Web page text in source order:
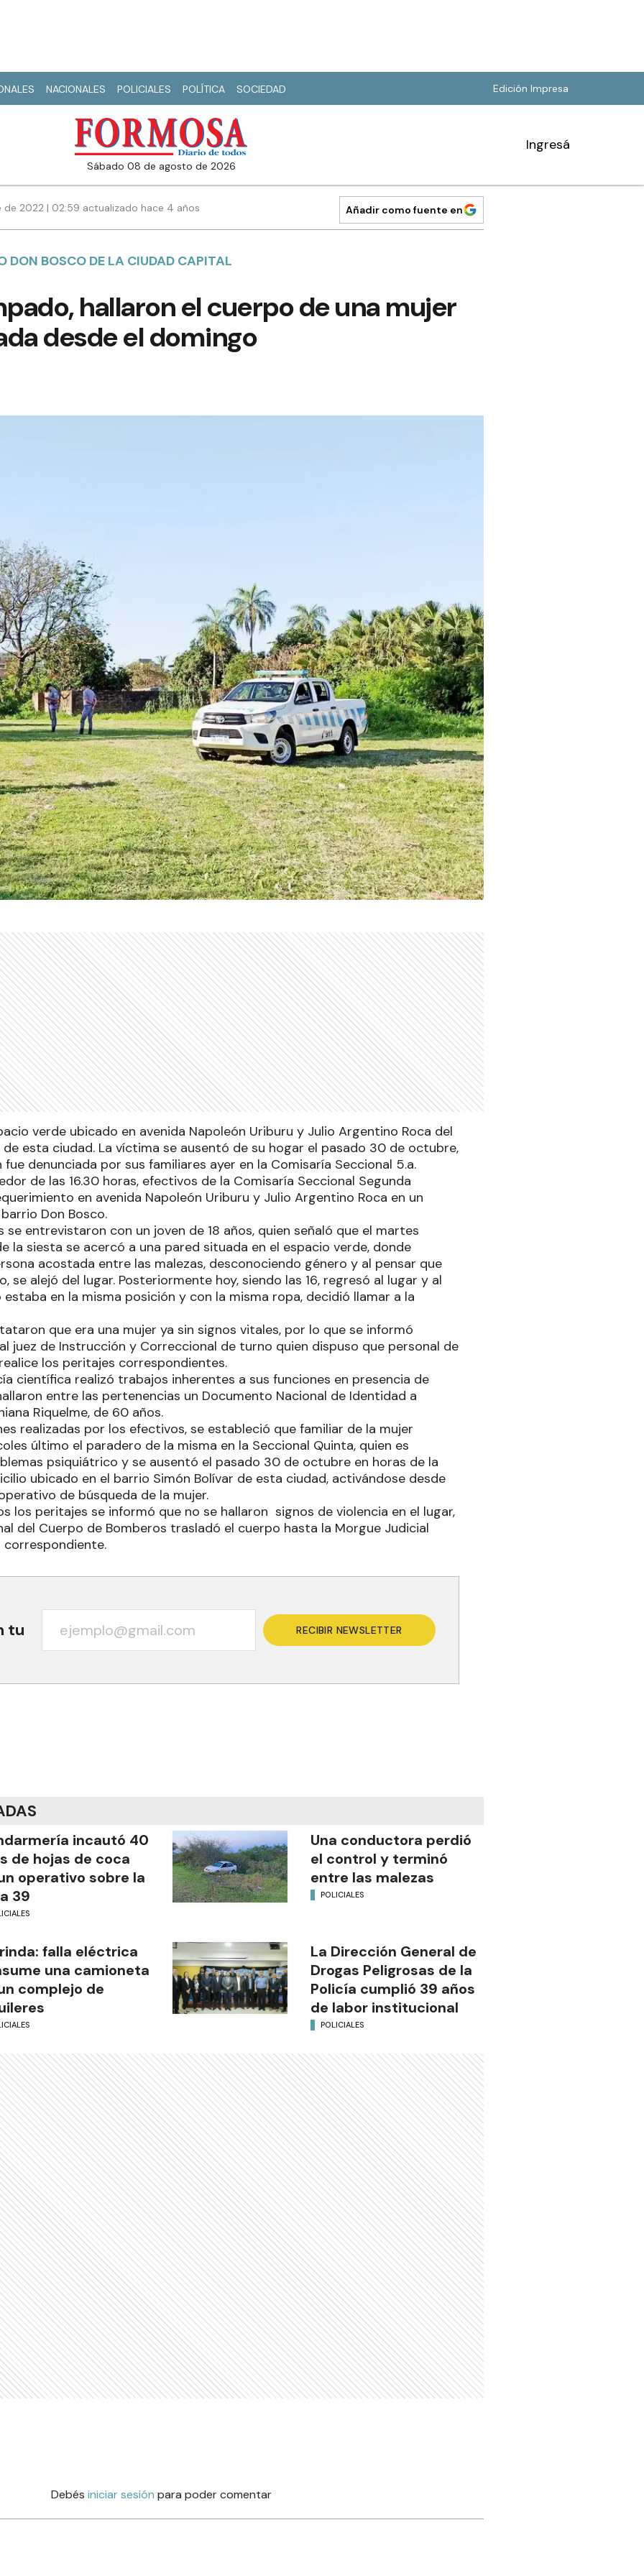
NACIONALES POLICIALES POLÍTICA SOCIEDAD Edición Impresa
sábado 08 de agosto de 2026
Ingresá
2022 | 02:59 actualizado hace 4 años Añadir como fuente en
DON BOSCO DE LA CIUDAD CAPITAL
hallaron el cuerpo de una mujer
desde el domingo
verde ubicado en avenida Napoleón Uriburu y Julio Argentino Roca del
esta ciudad. La víctima se ausentó de su hogar el pasado 30 de octubre,
denunciada por sus familiares ayer en la Comisaría Seccional 5.a.
de las 16.30 horas, efectivos de la Comisaría Seccional Segunda
en avenida Napoleón Uriburu y Julio Argentino Roca en un
Don Bosco.
se entrevistaron con un joven de 18 años, quien señaló que el martes
la siesta se acercó a una pared situada en el espacio verde, donde
acostada entre las malezas, desconociendo género y al pensar que
se alejó del lugar. Posteriormente hoy, siendo las 16, regresó al lugar y al
en la misma posición y con la misma ropa, decidió llamar a la
que era una mujer ya sin signos vitales, por lo que se informó
juez de Instrucción y Correccional de turno quien dispuso que personal de
los peritajes correspondientes.
científica realizó trabajos inherentes a sus funciones en presencia de
entre las pertenencias un Documento Nacional de Identidad a
Riquelme, de 60 años.
realizadas por los efectivos, se estableció que familiar de la mujer
último el paradero de la misma en la Seccional Quinta, quien es
psiquiátrico y se ausentó el pasado 30 de octubre en horas de la
ubicado en el barrio Simón Bolívar de esta ciudad, activándose desde
de búsqueda de la mujer.
los peritajes se informó que no se hallaron signos de violencia en el lugar,
del Cuerpo de Bomberos trasladó el cuerpo hasta la Morgue Judicial
tu RECIBIR NEWSLETTER
incautó 40
de hojas de coca
operativo sobre la
39
Una conductora perdió
el control y terminó
entre las malezas
POLICIALES
falla eléctrica
una camioneta
complejo de
La Dirección General de
Drogas Peligrosas de la
Policía cumplió 39 años
de labor institucional
POLICIALES
Debés iniciar sesión para poder comentar